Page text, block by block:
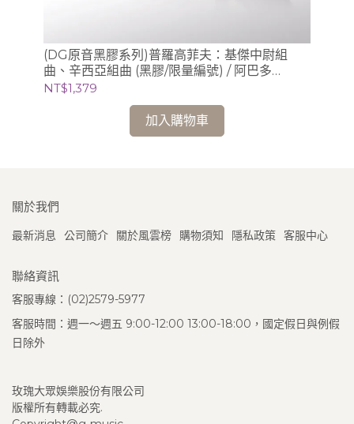
(DG原音黑膠系列)普羅高菲夫：基傑中尉組
曲、辛西亞組曲 (黑膠/限量編號) / 阿巴多
Claudio Abbado (指揮) 芝加哥交響樂團
NT$1,379
加入購物車
關於我們
最新消息 公司簡介 關於風雲榜 購物須知 隱私政策 客服中心
聯絡資訊
客服專線：(02)2579-5977
客服時間：週一～週五 9:00-12:00 13:00-18:00，國定假日與例假
日除外
玫瑰大眾娛樂股份有限公司
版權所有轉載必究.